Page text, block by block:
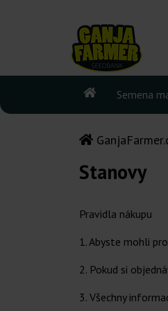
Semena
Stanovy
Pravidla nákupu
1. Abyste mohli
2. Pokud si
3. Všechny